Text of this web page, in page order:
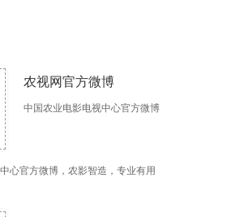
农视网官方微博
中国农业电影电视中心官方微博
心官方微博，农影智造，专业有用